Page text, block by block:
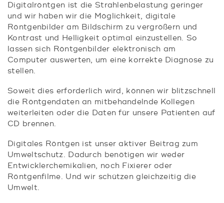
Digitalröntgen ist die Strahlenbelastung geringer
und wir haben wir die Möglichkeit, digitale
Röntgenbilder am Bildschirm zu vergrößern und
Kontrast und Helligkeit optimal einzustellen. So
lassen sich Röntgenbilder elektronisch am
Computer auswerten, um eine korrekte Diagnose zu
stellen.
Soweit dies erforderlich wird, können wir blitzschnell
die Röntgendaten an mitbehandelnde Kollegen
weiterleiten oder die Daten für unsere Patienten auf
CD brennen.
Digitales Röntgen ist unser aktiver Beitrag zum
Umweltschutz. Dadurch benötigen wir weder
Entwicklerchemikalien, noch Fixierer oder
Röntgenfilme. Und wir schützen gleichzeitig die
Umwelt.